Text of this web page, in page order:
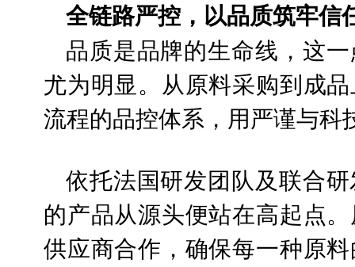
全链路严控，以品质筑牢信
品质是品牌的生命线，这
尤为明显。从原料采购到成
流程的品控体系，用严谨与科
依托法国研发团队及联合
的产品从源头便站在高起点
供应商合作，确保每一种原